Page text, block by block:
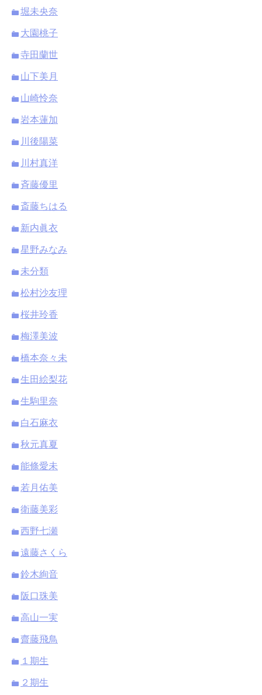
堀未央奈
大園桃子
寺田蘭世
山下美月
山崎怜奈
岩本蓮加
川後陽菜
川村真洋
斉藤優里
斎藤ちはる
新内眞衣
星野みなみ
未分類
松村沙友理
桜井玲香
梅澤美波
橋本奈々未
生田絵梨花
生駒里奈
白石麻衣
秋元真夏
能條愛未
若月佑美
衛藤美彩
西野七瀬
遠藤さくら
鈴木絢音
阪口珠美
高山一実
齋藤飛鳥
１期生
２期生